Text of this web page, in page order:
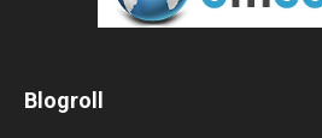
Blogroll